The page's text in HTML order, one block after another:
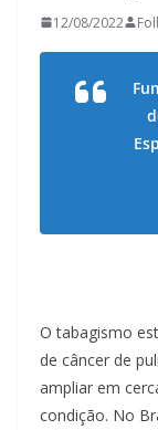
12/08/2022
O tabagismo
de câncer de
ampliar em
condição. No